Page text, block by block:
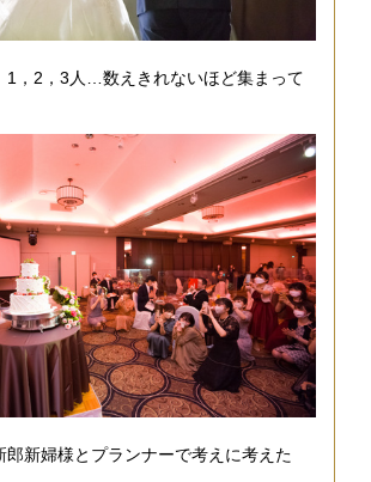
1，2，3人…数えきれないほど集まって
郎新婦様とプランナーで考えに考えた